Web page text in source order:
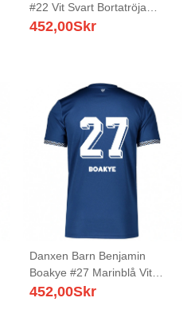
#22 Vit Svart Bortatröja
Matchtröjor 2025/26 Tröjor
452,00Skr
Danxen Barn Benjamin
Boakye #27 Marinblå Vit
Hemmatröja Matchtröjor
452,00Skr